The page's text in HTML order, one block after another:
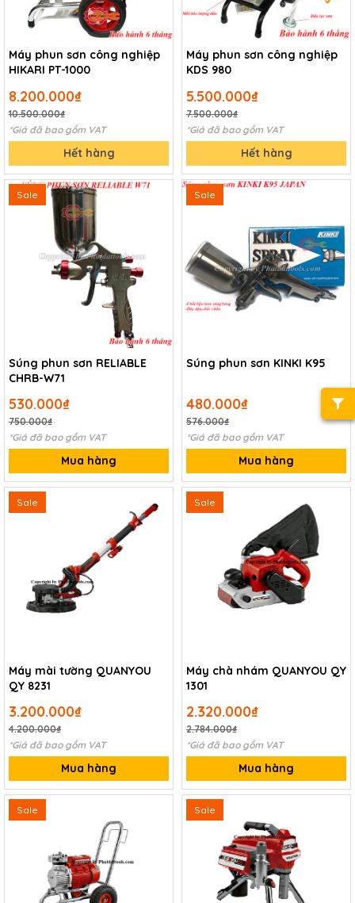
Máy phun sơn công nghiệp
HIKARI PT-1000
8.200.000₫
10.500.000₫
*Giá đã bao gồm VAT
Hết hàng
Máy phun sơn công nghiệp
KDS 980
5.500.000₫
7.500.000₫
*Giá đã bao gồm VAT
Hết hàng
Sale
Súng phun sơn RELIABLE
CHRB-W71
530.000₫
750.000₫
*Giá đã bao gồm VAT
Mua hàng
Sale
Súng phun sơn KINKI K95
480.000₫
576.000₫
*Giá đã bao gồm VAT
Mua hàng
Sale
Máy mài tường QUANYOU
QY 8231
3.200.000₫
4.200.000₫
*Giá đã bao gồm VAT
Mua hàng
Sale
Máy chà nhám QUANYOU QY
1301
2.320.000₫
2.784.000₫
*Giá đã bao gồm VAT
Mua hàng
Sale Sale